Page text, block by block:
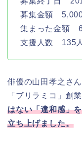
募集金額
集まった金額
支援人数 135人
俳優の山田孝之さ
「ブリラミコ」創
はない「違和感」
立ち上げました。